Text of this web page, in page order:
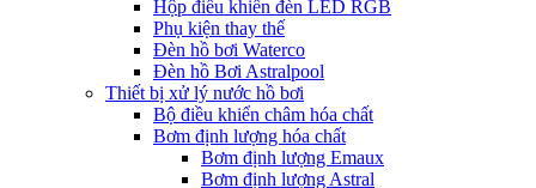
Hộp điều khiển đèn LED RGB
Phụ kiện thay thế
Đèn hồ bơi Waterco
Đèn hồ Bơi Astralpool
Thiết bị xử lý nước hồ bơi
Bộ điều khiển châm hóa chất
Bơm định lượng hóa chất
Bơm định lượng Emaux
Bơm định lượng Astral